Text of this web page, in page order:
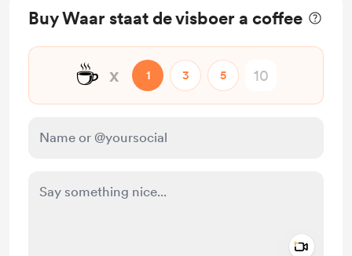
Buy Waar staat de visboer a coffee
☕ x 1 3 5